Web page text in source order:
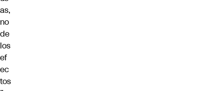
as,
no
de
los
ef
ec
tos